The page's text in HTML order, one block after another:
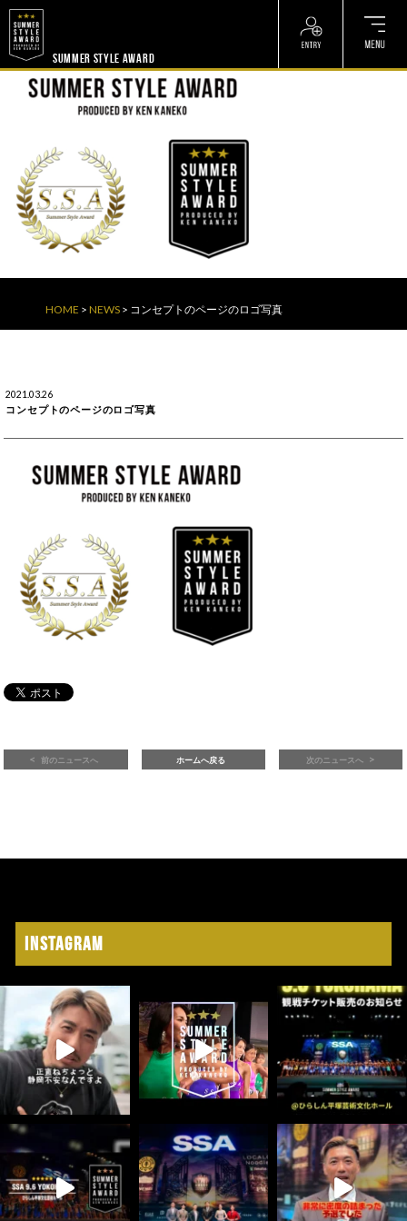
SUMMER STYLE AWARD
HOME > NEWS > コンセプトのページのロゴ写真
2021.03.26
コンセプトのページのロゴ写真
前のニュースへ ホームへ戻る 次のニュースへ
Instagram